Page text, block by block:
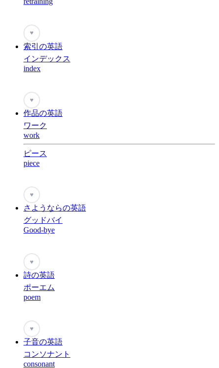
♥
索引の英語
インデックス
index
♥
作品の英語
ワーク
work
ピース
piece
♥
さようならの英語
グッドバイ
Good-bye
♥
詩の英語
ポーエム
poem
♥
子音の英語
コンソナント
consonant